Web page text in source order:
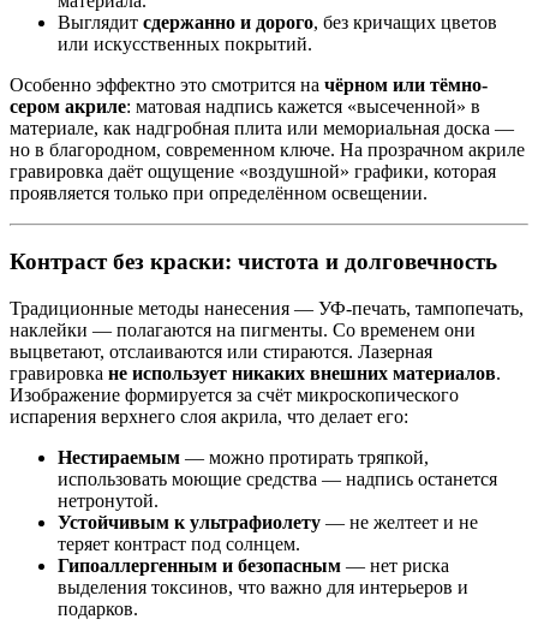
Выглядит сдержанно и дорого, без кричащих цветов
или искусственных покрытий.
Особенно эффектно это смотрится на чёрном или тёмно-
сером акриле: матовая надпись кажется «высеченной» в
материале, как надгробная плита или мемориальная доска —
но в благородном, современном ключе. На прозрачном акриле
гравировка даёт ощущение «воздушной» графики, которая
проявляется только при определённом освещении.
Контраст без краски: чистота и долговечность
Традиционные методы нанесения — УФ-печать, тампопечать,
наклейки — полагаются на пигменты. Со временем они
выцветают, отслаиваются или стираются. Лазерная
гравировка не использует никаких внешних материалов.
Изображение формируется за счёт микроскопического
испарения верхнего слоя акрила, что делает его:
Нестираемым — можно протирать тряпкой,
использовать моющие средства — надпись останется
нетронутой.
Устойчивым к ультрафиолету — не желтеет и не
теряет контраст под солнцем.
Гипоаллергенным и безопасным — нет риска
выделения токсинов, что важно для интерьеров и
подарков.